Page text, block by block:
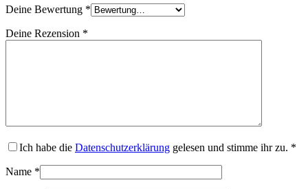
Deine Bewertung *
Deine Rezension *
Ich habe die Datenschutzerklärung gelesen und stimme ihr zu. *
Name *